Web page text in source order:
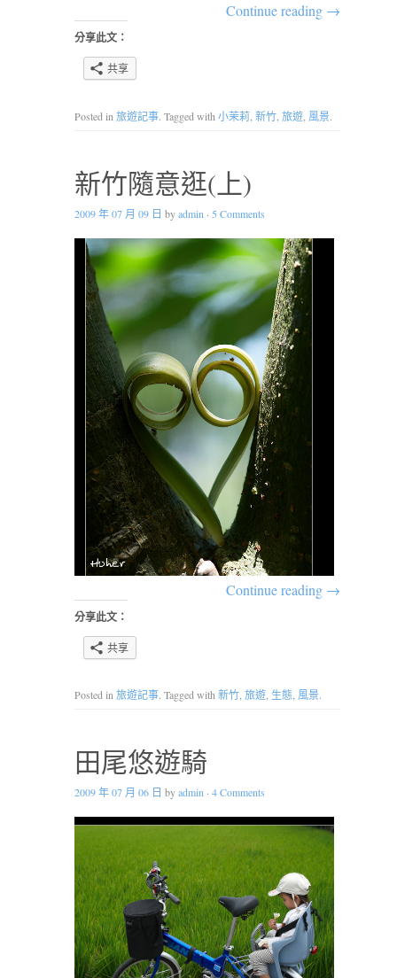
Continue reading →
分享此文：
共享
Posted in 旅遊記事. Tagged with 小茉莉 新竹 旅遊 風景.
新竹隨意逛(上)
2009 年 07 月 09 日 byadmin · 5 Comments
Continue reading →
分享此文：
共享
Posted in旅遊記事. Tagged with新竹, 旅遊, 生態, 風景.
田尾悠遊騎
2009 年 07 月 06 日 byadmin · 4 Comments